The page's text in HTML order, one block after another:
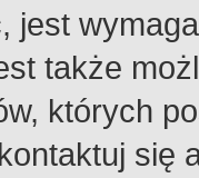
jest
także
których
się